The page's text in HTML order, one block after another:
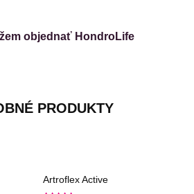
objednať HondroLife
PRODUKTY
Artroflex Active